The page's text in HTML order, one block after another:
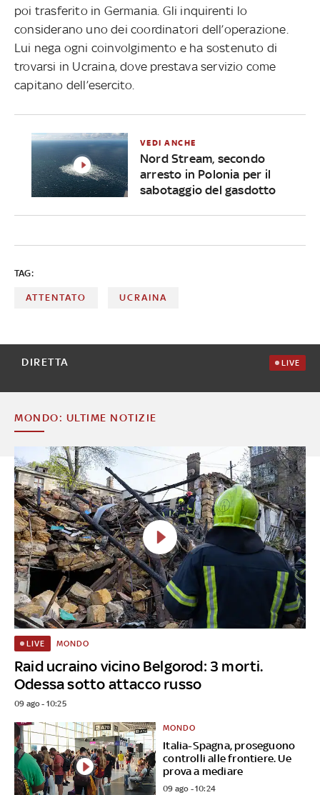
poi trasferito in Germania. Gli inquirenti lo
considerano uno dei coordinatori dell’operazione.
Lui nega ogni coinvolgimento e ha sostenuto di
trovarsi in Ucraina, dove prestava servizio come
capitano dell’esercito.
VEDI ANCHE
Nord Stream, secondo
arresto in Polonia per il
sabotaggio del gasdotto
TAG:
ATTENTATO UCRAINA
DIRETTA LIVE
MONDO: ULTIME NOTIZIE
Raid ucraino vicino Belgorod: 3 morti.
Odessa sotto attacco russo
LIVE MONDO
09 ago - 10:25
Italia-Spagna, proseguono
controlli alle frontiere. Ue
prova a mediare
MONDO
09 ago - 10:24